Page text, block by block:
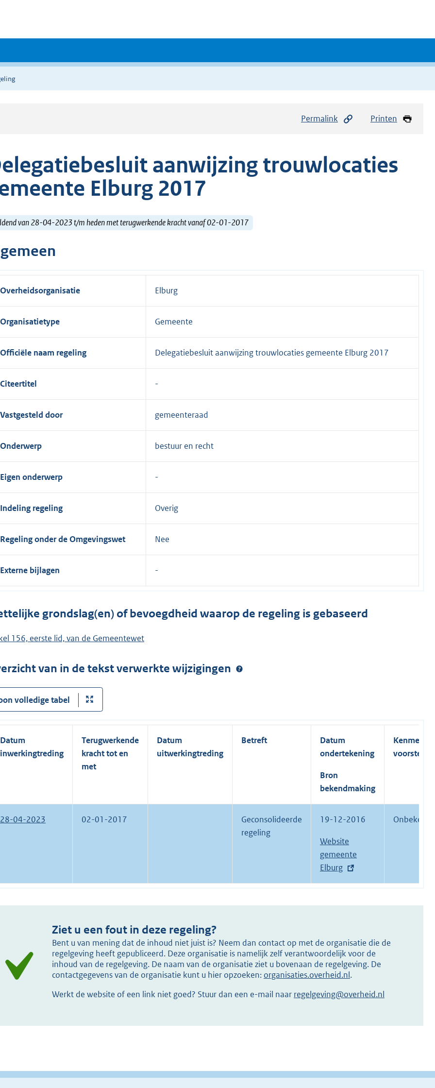
Permalink Printen
aanwijzing trouwlocaties
Elburg 2017
van 28-04-2023 t/m heden met terugwerkende kracht vanaf 02-01-2017
Overheidsorganisatie Elburg
Organisatietype Gemeente
Officiële naam regeling Delegatiebesluit aanwijzing trouwlocaties gemeente Elburg 2017
Citeertitel
Vastgesteld door gemeenteraad
Onderwerp bestuur en recht
Eigen onderwerp
Indeling regeling Overig
Regeling onder de Omgevingswet Nee
Externe bijlagen
grondslag(en) of bevoegdheid waarop de regeling is gebaseerd
156, eerste lid, van de Gemeentewet
van in de tekst verwerkte wijzigingen
volledige tabel
Datum
inwerkingtreding
Terugwerkende
kracht tot en
met
Datum
uitwerkingtreding
Betreft
Datum
ondertekening
Bron
bekendmaking
Kenmerk
voorstel
28-04-2023 02-01-2017
Geconsolideerde
regeling
19-12-2016
E
x
t
e
n
i
n
k
Website
gemeente
Elburg
Onbekend.
Ziet u een fout in deze regeling?
Bent u van mening dat de inhoud niet juist is? Neem dan contact op met de organisatie die de
regelgeving heeft gepubliceerd. Deze organisatie is namelijk zelf verantwoordelijk voor de
inhoud van de regelgeving. De naam van de organisatie ziet u bovenaan de regelgeving. De
contactgegevens van de organisatie kunt u hier opzoeken: organisaties.overheid.nl.
Werkt de website of een link niet goed? Stuur dan een e-mail naar regelgeving@overheid.nl